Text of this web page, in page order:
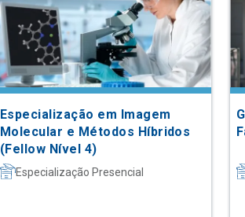
Especialização em Imagem
Molecular e Métodos Híbridos
(Fellow Nível 4)
Especialização Presencial